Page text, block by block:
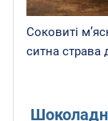
Соковиті
ситна страва